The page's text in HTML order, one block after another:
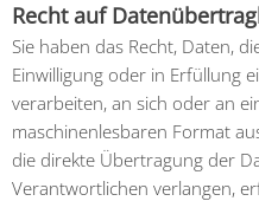
Recht auf
Sie haben das Recht, Daten,
Einwilligung oder in Erfüllung
verarbeiten, an sich oder an
maschinenlesbaren Format
die direkte Übertragung der
Verantwortlichen verlangen,